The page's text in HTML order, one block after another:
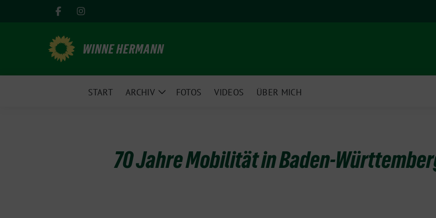
WINNE HERMANN
START ARCHIV
ZeigeFOTOS VIDEOS ÜBER MICH
70 Jahre Mobilität in Baden-